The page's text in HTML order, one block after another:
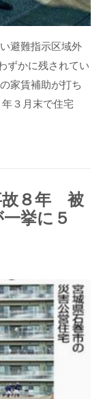
避難指示区域外
ずかに残されてい
家賃補助が打ち
３月末で住宅
故８年 被
挙に５